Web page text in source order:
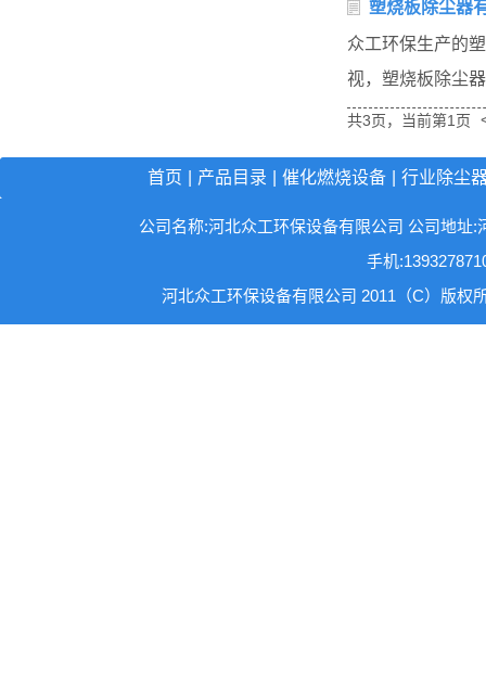
塑烧板除尘器
众工环保生产的
视，塑烧板除尘
共3页，当前第1页
首页 产品目录 催化燃烧设备 行业除尘
公司名称:河北众工环保设备有限公司 公司地址
手机
河北众工环保设备有限公司 2011（C）版权